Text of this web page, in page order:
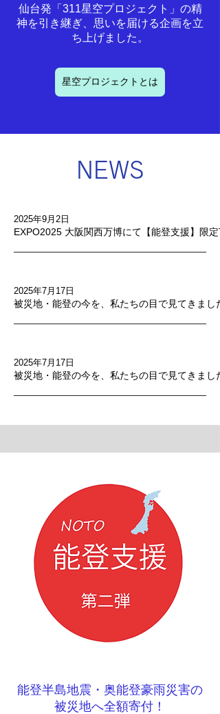
仙台発「311星空プロジェクト」の精
神を引き継ぎ、思いを届ける企画を立
ち上げました。
星空プロジェクトとは
​NEWS
2025年9月2日
EXPO2025 大阪関西万博にて【能登支援】限
2025年7月17日
被災地・能登の今を、私たちの目で見てきました
2025年7月17日
被災地・能登の今を、私たちの目で見てきました
能登半島地震・奥能登豪雨災害の
被災地へ全額寄付！